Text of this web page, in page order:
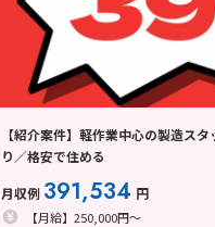
【紹介案件】軽作業中心の製造ス
り／格安で住める
月収例 391,534 円
【月給】250,000円～